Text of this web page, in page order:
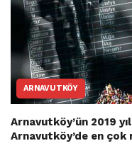
ARNAVUTKÖY
Arnavutköy’ün 2019
Arnavutköy’de en çok